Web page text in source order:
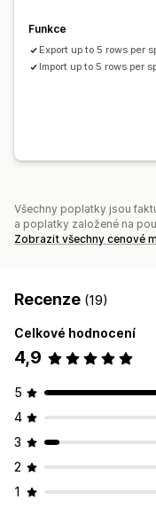
Naplánované úlohy
Funkce
Export up to 5 rows per
Import up to 5 rows per
Všechny poplatky jsou
a poplatky založené na
Zobrazit všechny cenové
Recenze (19)
Celkové hodnocení
4,9
5
4
3
2
1